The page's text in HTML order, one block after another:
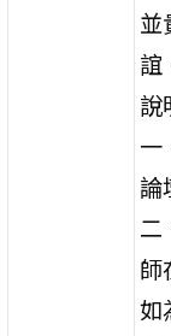
並
誼
說
一
論
二
師
如